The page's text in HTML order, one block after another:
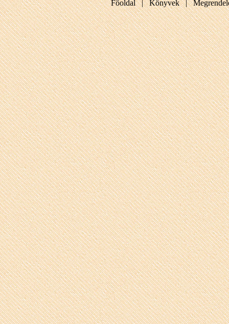
Főoldal | Könyvek |